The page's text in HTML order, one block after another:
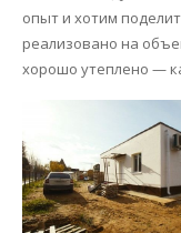
опыт и хотим
реализовано на
хорошо утеплено —